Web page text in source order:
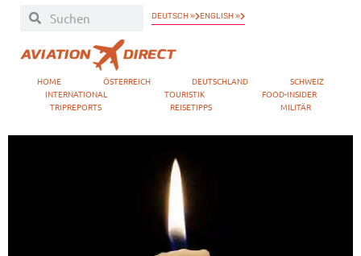
DEUTSCH » ENGLISH »
HOME ÖSTERREICH DEUTSCHLAND
SCHWEIZ
INTERNATIONAL
TOURISTIK
FOOD-INSIDER
TRIPREPORTS
REISETIPPS MILITÄR